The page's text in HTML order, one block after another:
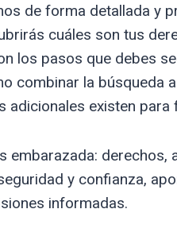
de forma detallada y
cuáles son tus
los pasos que debes
combinar la búsqueda
adicionales existen
embarazada: derechos,
y confianza,
informadas.